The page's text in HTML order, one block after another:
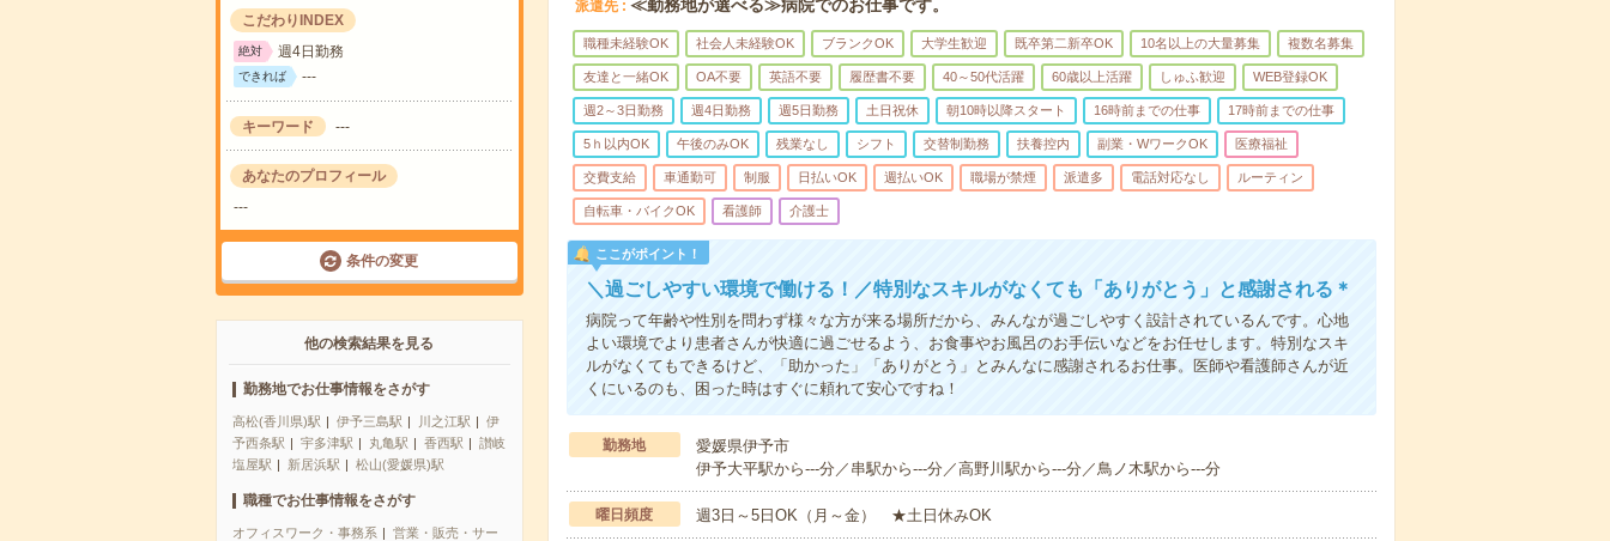
こだわりINDEX
絶対 週4日勤務
できれば ---
キーワード ---
あなたのプロフィール
---
条件の変更
他の検索結果を見る
勤務地でお仕事情報をさがす
高松(香川県)駅 伊予三島駅 川之江駅
伊
予西条駅
宇多津駅 丸亀駅 香西駅
讃岐
塩屋駅
新居浜駅 松山(愛媛県)駅
職種でお仕事情報をさがす
オフィスワーク・事務系
営業・販売・サー
派遣先 ≪勤務地が選べる≫病院でのお仕事です。
職種未経験OK 社会人未経験OK ブランクOK 大学生歓迎 既卒第二新卒OK 10名以上の大量募集 複数名募集
友達と一緒OK OA不要 英語不要 履歴書不要 40～50代活躍 60歳以上活躍 しゅふ歓迎 WEB登録OK
週2～3日勤務 週4日勤務 週5日勤務 土日祝休 朝10時以降スタート 16時前までの仕事 17時前までの仕事
5ｈ以内OK 午後のみOK 残業なし シフト 交替制勤務 扶養控内 副業・WワークOK 医療福祉
交費支給 車通勤可 制服 日払いOK 週払いOK 職場が禁煙 派遣多 電話対応なし ルーティン
自転車・バイクOK 看護師 介護士
ここがポイント！
＼過ごしやすい環境で働ける！／特別なスキルがなくても「ありがとう」と感謝される＊
病院って年齢や性別を問わず様々な方が来る場所だから、みんなが過ごしやすく設計されているんです。心地
よい環境でより患者さんが快適に過ごせるよう、お食事やお風呂のお手伝いなどをお任せします。特別なスキ
ルがなくてもできるけど、「助かった」「ありがとう」とみんなに感謝されるお仕事。医師や看護師さんが近
くにいるのも、困った時はすぐに頼れて安心ですね！
勤務地
愛媛県伊予市
伊予大平駅から---分／串駅から---分／高野川駅から---分／鳥ノ木駅から---分
曜日頻度 週3日～5日OK（月～金） ★土日休みOK